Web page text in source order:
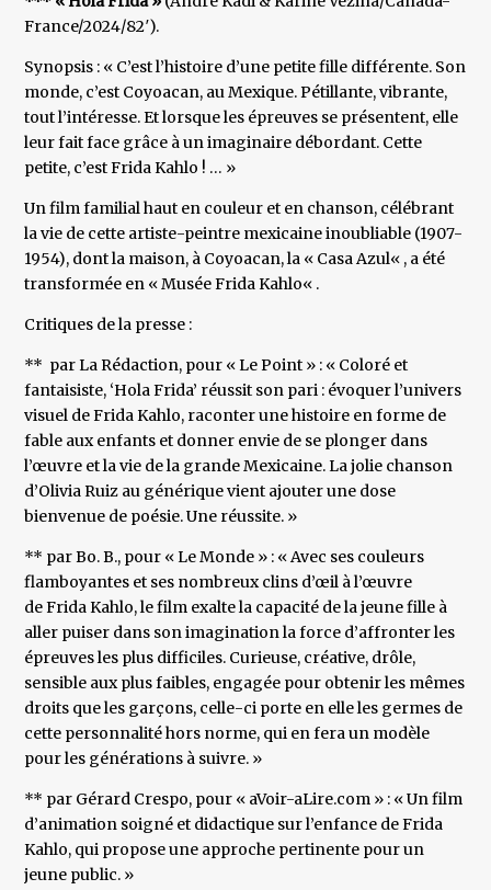
France/2024/82′).
Synopsis : « C’est l’histoire d’une petite fille différente. Son
monde, c’est Coyoacan, au Mexique. Pétillante, vibrante,
tout l’intéresse. Et lorsque les épreuves se présentent, elle
leur fait face grâce à un imaginaire débordant. Cette
petite, c’est Frida Kahlo ! … »
Un film familial haut en couleur et en chanson, célébrant
la vie de cette artiste-peintre mexicaine inoubliable (1907-
1954), dont la maison, à Coyoacan, la « Casa Azul« , a été
transformée en « Musée Frida Kahlo« .
Critiques de la presse :
** par La Rédaction, pour « Le Point » : « Coloré et
fantaisiste, ‘Hola Frida’ réussit son pari : évoquer l’univers
visuel de Frida Kahlo, raconter une histoire en forme de
fable aux enfants et donner envie de se plonger dans
l’œuvre et la vie de la grande Mexicaine. La jolie chanson
d’Olivia Ruiz au générique vient ajouter une dose
bienvenue de poésie. Une réussite. »
** par Bo. B., pour « Le Monde » : « Avec ses couleurs
flamboyantes et ses nombreux clins d’œil à l’œuvre
de Frida Kahlo, le film exalte la capacité de la jeune fille à
aller puiser dans son imagination la force d’affronter les
épreuves les plus difficiles. Curieuse, créative, drôle,
sensible aux plus faibles, engagée pour obtenir les mêmes
droits que les garçons, celle-ci porte en elle les germes de
cette personnalité hors norme, qui en fera un modèle
pour les générations à suivre. »
** par Gérard Crespo, pour « aVoir-aLire.com » : « Un film
d’animation soigné et didactique sur l’enfance de Frida
Kahlo, qui propose une approche pertinente pour un
jeune public. »